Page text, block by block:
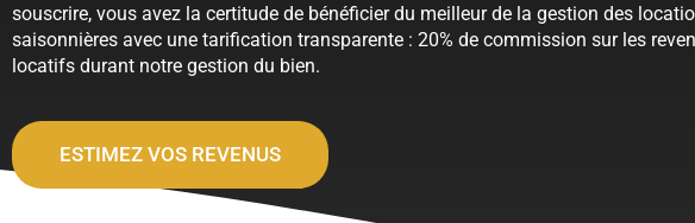
souscrire, vous avez la certitude de bénéficier du meilleur de la gestion des
saisonnières avec une tarification transparente : 20% de commission sur les
locatifs durant notre gestion du bien.
ESTIMEZ VOS REVENUS